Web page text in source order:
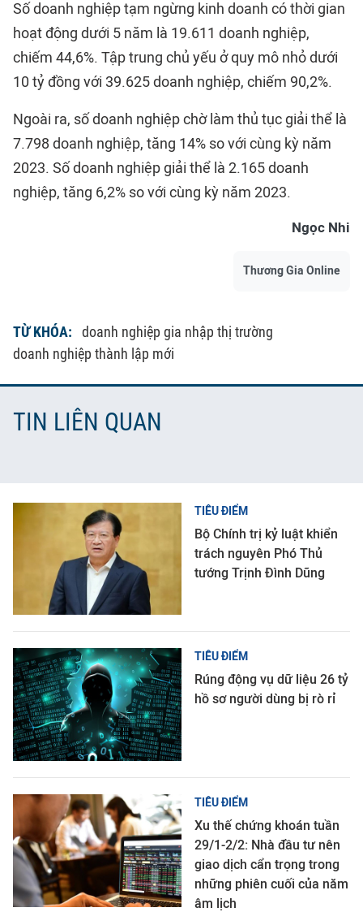
Số doanh nghiệp tạm ngừng kinh doanh có thời gian
hoạt động dưới 5 năm là 19.611 doanh nghiệp,
chiếm 44,6%. Tập trung chủ yếu ở quy mô nhỏ dưới
10 tỷ đồng với 39.625 doanh nghiệp, chiếm 90,2%.
Ngoài ra, số doanh nghiệp chờ làm thủ tục giải thể là
7.798 doanh nghiệp, tăng 14% so với cùng kỳ năm
2023. Số doanh nghiệp giải thể là 2.165 doanh
nghiệp, tăng 6,2% so với cùng kỳ năm 2023.
Ngọc Nhi
Thương Gia Online
TỪ KHÓA:
doanh nghiệp gia nhập thị trường
doanh nghiệp thành lập mới
TIN LIÊN QUAN
TIÊU ĐIỂM
Bộ Chính trị kỷ luật khiển
trách nguyên Phó Thủ
tướng Trịnh Đình Dũng
TIÊU ĐIỂM
Rúng động vụ dữ liệu 26 tỷ
hồ sơ người dùng bị rò rỉ
TIÊU ĐIỂM
Xu thế chứng khoán tuần
29/1-2/2: Nhà đầu tư nên
giao dịch cẩn trọng trong
những phiên cuối của năm
âm lịch